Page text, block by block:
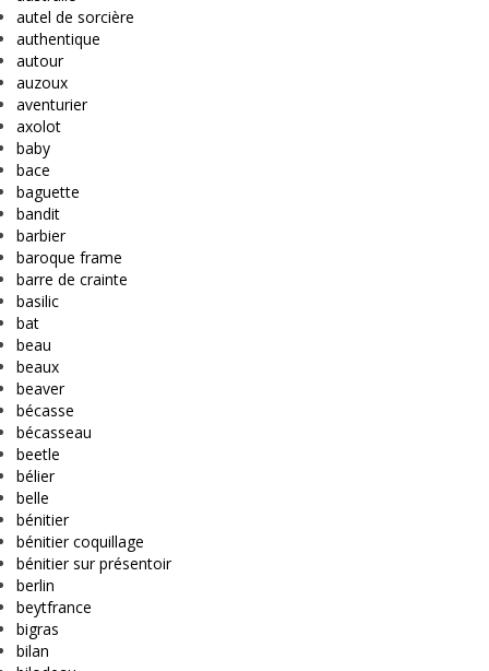
autel de sorcière
authentique
autour
auzoux
aventurier
axolot
baby
bace
baguette
bandit
barbier
baroque frame
barre de crainte
basilic
bat
beau
beaux
beaver
bécasse
bécasseau
beetle
bélier
belle
bénitier
bénitier coquillage
bénitier sur présentoir
berlin
beytfrance
bigras
bilan